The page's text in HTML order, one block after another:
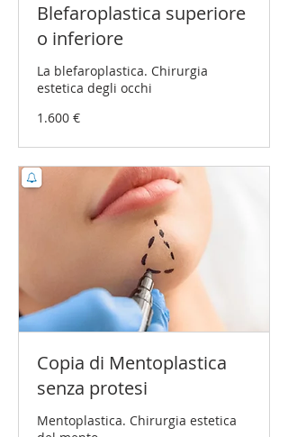
Blefaroplastica superiore
o inferiore
La blefaroplastica. Chirurgia
estetica degli occhi
1.600
Euro
1.600 €
Copia di Mentoplastica
senza protesi
Mentoplastica. Chirurgia estetica